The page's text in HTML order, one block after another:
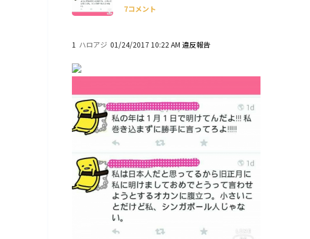
7コメント
1 ハロアジ 01/24/2017 10:22 AM 違反報告